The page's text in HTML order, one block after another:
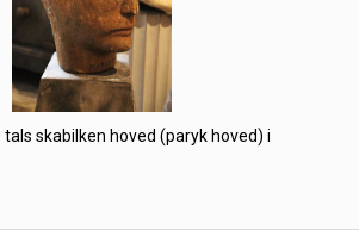
skabilken hoved (paryk hoved) i